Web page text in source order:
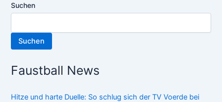
Suchen
Suchen
Faustball News
Hitze und harte Duelle: So schlug sich der TV Voerde bei